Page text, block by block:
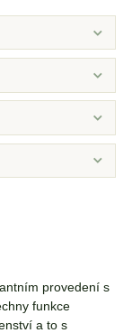
provedení s
funkce
a to s